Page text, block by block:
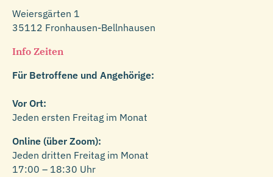
Weiersgärten 1
35112 Fronhausen-Bellnhausen
Info Zeiten
Für Betroffene und Angehörige:
Vor Ort:
Jeden ersten Freitag im Monat
Online (über Zoom):
Jeden dritten Freitag im Monat
17:00 – 18:30 Uhr